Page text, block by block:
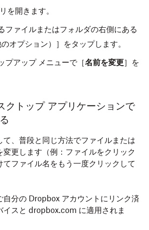
を開きます。
ファイルまたはフォルダの右側にある
のオプション）］をタップします。
プアップ メニューで［名前を変更］を
ファイルまたはフォルダ名の横にある
を選択します。
いるときに、ファイル操作メニュー
トップ アプリケーションで
て、普段と同じ方法でファイルまたは
変更します（例：ファイルをクリック
てファイル名をもう一度クリックして
自分の Dropbox アカウントにリンク済
イスと dropbox.com に適用されま